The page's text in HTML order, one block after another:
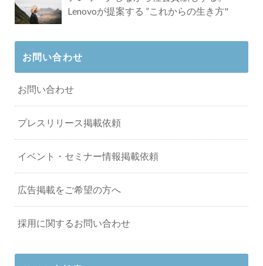
Lenovoが提案する ”これからの生き方"
お問い合わせ
お問い合わせ
プレスリリース掲載依頼
イベント・セミナー情報掲載依頼
広告掲載をご希望の方へ
採用に関するお問い合わせ